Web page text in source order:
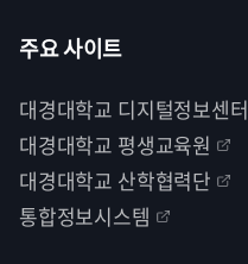
주요 사이트
대경대학교 디지털정보센터
대경대학교 평생교육원
대경대학교 산학협력단
통합정보시스템